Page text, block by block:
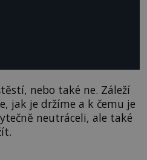
nebo také ne. Záleží
jak je držíme a k čemu je
neutráceli, ale také